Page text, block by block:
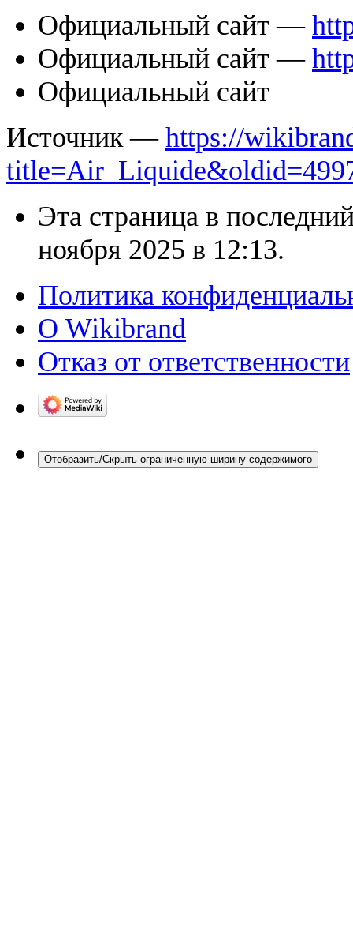
Официальный сайт —
Официальный сайт —
Официальный сайт
Источник — https://
Эта страница в
ноября 2025 в 12:13.
Политика
О Wikibrand
Отказ от ответственности
Отобразить/Скрыть ограниченную ширину содержимого